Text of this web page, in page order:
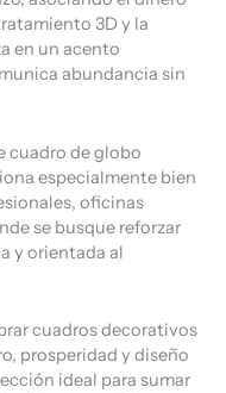
3D y la
en un acento
abundancia sin
cuadro de globo
especialmente bien
oficinas
se busque reforzar
y orientada al
cuadros decorativos
prosperidad y diseño
ideal para sumar